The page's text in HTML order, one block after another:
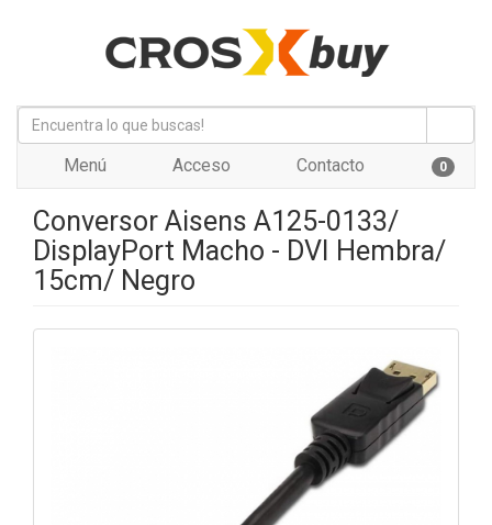
Menú Acceso Contacto 0
Conversor Aisens A125-0133/
DisplayPort Macho - DVI Hembra/
15cm/ Negro